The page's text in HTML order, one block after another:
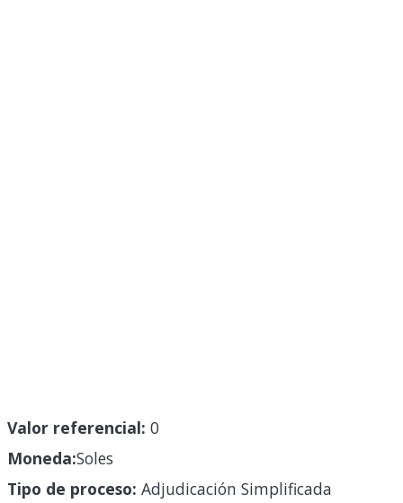
Valor referencial: 0
Moneda:Soles
Tipo de proceso: Adjudicación Simplificada